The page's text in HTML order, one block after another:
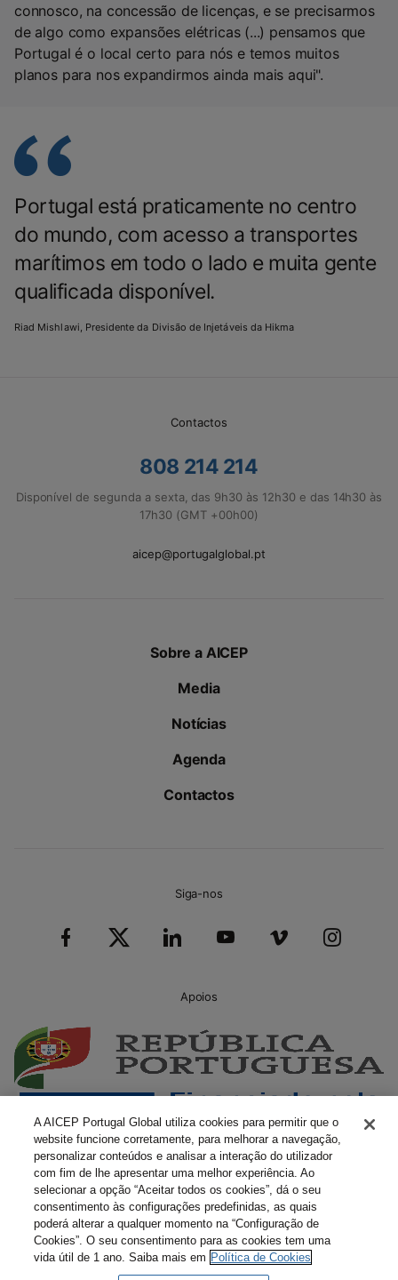
connosco, na concessão de licenças, e se precisarmos
de algo como expansões elétricas (...) pensamos que
Portugal é o local certo para nós e temos muitos
planos para nos expandirmos ainda mais aqui".
Portugal está praticamente no centro
do mundo, com acesso a transportes
marítimos em todo o lado e muita gente
qualificada disponível.
Riad Mishlawi, Presidente da Divisão de Injetáveis da Hikma
Contactos
808 214 214
Disponível de segunda a sexta, das 9h30 às 12h30 e das 14h30 às
17h30 (GMT +00h00)
aicep@portugalglobal.pt
Sobre a AICEP
Media
Notícias
Agenda
Contactos
Siga-nos
Apoios
A AICEP Portugal Global utiliza cookies para permitir que o
website funcione corretamente, para melhorar a navegação,
personalizar conteúdos e analisar a interação do utilizador
com fim de lhe apresentar uma melhor experiência. Ao
selecionar a opção “Aceitar todos os cookies”, dá o seu
consentimento às configurações predefinidas, as quais
poderá alterar a qualquer momento na “Configuração de
Cookies”. O seu consentimento para as cookies tem uma
vida útil de 1 ano. Saiba mais em Política de Cookies